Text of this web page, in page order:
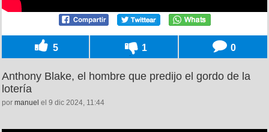
5 1 0
Anthony Blake, el hombre que predijo el gordo de la
lotería
por manuel el 9 dic 2024, 11:44